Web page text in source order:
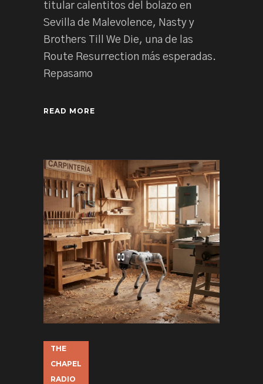
titular calentitos del bolazo en
Sevilla de Malevolence, Nasty y
Brothers Till We Die, una de las
Route Resurrection más esperadas.
Repasamo
READ MORE
THE
CHAPEL
RADIO